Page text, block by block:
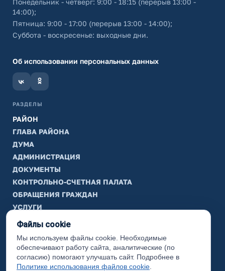
Понедельник - четверг: 9:00 - 18:15 (перерыв 13:00 -
14:00);
Пятница: 9:00 - 17:00 (перерыв 13:00 - 14:00);
Суббота - воскресенье: выходные дни.
Об использовании персональных данных
РАЗДЕЛЫ
РАЙОН
ГЛАВА РАЙОНА
ДУМА
АДМИНИСТРАЦИЯ
ДОКУМЕНТЫ
КОНТРОЛЬНО-СЧЕТНАЯ ПАЛАТА
ОБРАЩЕНИЯ ГРАЖДАН
УСЛУГИ
ТИК
ИНФОРМАЦИЯ
Законодательная карта
Карта сайта
Файлы cookie
Мы используем файлы cookie. Необходимые
обеспечивают работу сайта, аналитические (по
согласию) помогают улучшать сайт. Подробнее в
Политике использования файлов cookie